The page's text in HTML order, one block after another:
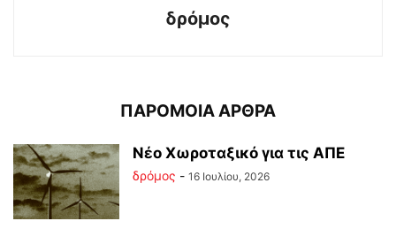
δρόμος
ΠΑΡΟΜΟΙΑ ΑΡΘΡΑ
Νέο Χωροταξικό για τις ΑΠΕ
δρόμος - 16 Ιουλίου, 2026